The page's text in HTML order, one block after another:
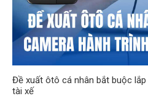
Đề xuất ôtô cá nhân bắt buộc
tài xế